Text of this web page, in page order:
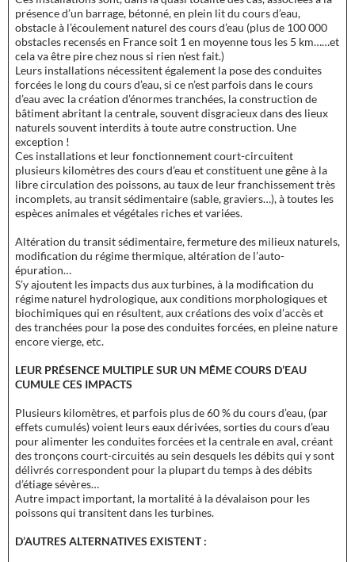
présence d’un barrage, bétonné, en plein lit du cours d’eau,
obstacle à l’écoulement naturel des cours d’eau (plus de 100 000
obstacles recensés en France soit 1 en moyenne tous les 5 km……et
cela va être pire chez nous si rien n’est fait.)
Leurs installations nécessitent également la pose des conduites
forcées le long du cours d’eau, si ce n’est parfois dans le cours
d’eau avec la création d’énormes tranchées, la construction de
bâtiment abritant la centrale, souvent disgracieux dans des lieux
naturels souvent interdits à toute autre construction. Une
exception !
Ces installations et leur fonctionnement court-circuitent
plusieurs kilomètres des cours d’eau et constituent une gêne à la
libre circulation des poissons, au taux de leur franchissement très
incomplets, au transit sédimentaire (sable, graviers…), à toutes les
espèces animales et végétales riches et variées.
Altération du transit sédimentaire, fermeture des milieux naturels,
modification du régime thermique, altération de l’auto-
épuration…
S’y ajoutent les impacts dus aux turbines, à la modification du
régime naturel hydrologique, aux conditions morphologiques et
biochimiques qui en résultent, aux créations des voix d’accès et
des tranchées pour la pose des conduites forcées, en pleine nature
encore vierge, etc.
LEUR PRÉSENCE MULTIPLE SUR UN MÊME COURS D’EAU
CUMULE CES IMPACTS
Plusieurs kilomètres, et parfois plus de 60 % du cours d’eau, (par
effets cumulés) voient leurs eaux dérivées, sorties du cours d’eau
pour alimenter les conduites forcées et la centrale en aval, créant
des tronçons court-circuités au sein desquels les débits qui y sont
délivrés correspondent pour la plupart du temps à des débits
d’étiage sévères…
Autre impact important, la mortalité à la dévalaison pour les
poissons qui transitent dans les turbines.
D’AUTRES ALTERNATIVES EXISTENT :